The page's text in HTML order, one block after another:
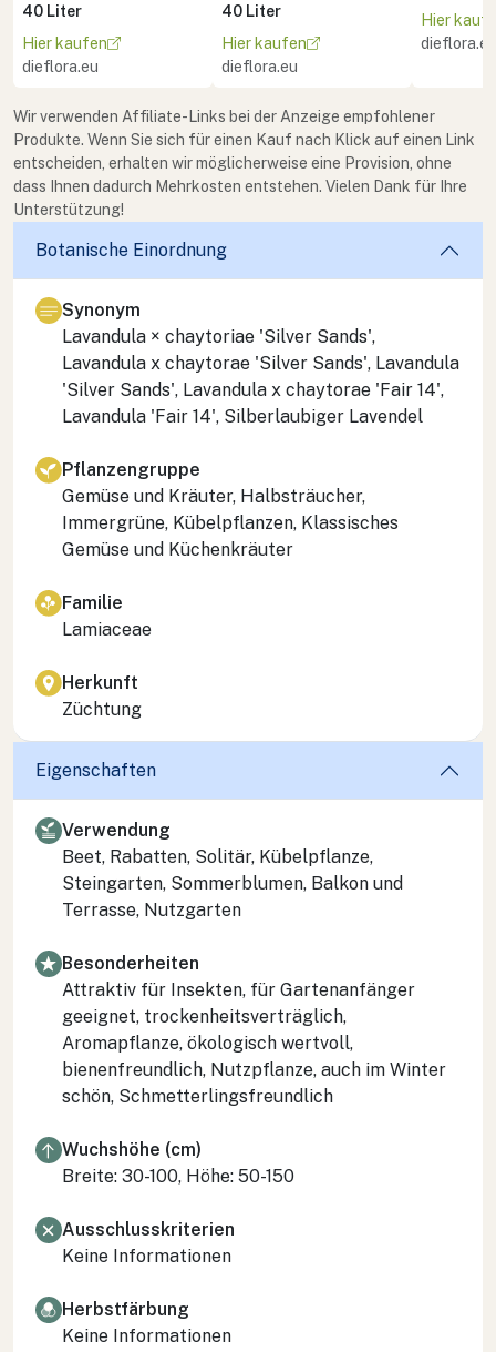
40 Liter
Hier kaufen
dieflora.eu
40 Liter
Hier kaufen
dieflora.eu
Hier
dieflora.eu
Wir verwenden Affiliate-Links bei der Anzeige empfohlener
Produkte. Wenn Sie sich für einen Kauf nach Klick auf einen Link
entscheiden, erhalten wir möglicherweise eine Provision, ohne
dass Ihnen dadurch Mehrkosten entstehen. Vielen Dank für Ihre
Unterstützung!
Botanische Einordnung
Synonym
Lavandula × chaytoriae 'Silver Sands',
Lavandula x chaytorae 'Silver Sands', Lavandula
'Silver Sands', Lavandula x chaytorae 'Fair 14',
Lavandula 'Fair 14', Silberlaubiger Lavendel
Pflanzengruppe
Gemüse und Kräuter, Halbsträucher,
Immergrüne, Kübelpflanzen, Klassisches
Gemüse und Küchenkräuter
Familie
Lamiaceae
Herkunft
Züchtung
Eigenschaften
Verwendung
Beet, Rabatten, Solitär, Kübelpflanze,
Steingarten, Sommerblumen, Balkon und
Terrasse, Nutzgarten
Besonderheiten
Attraktiv für Insekten, für Gartenanfänger
geeignet, trockenheitsverträglich,
Aromapflanze, ökologisch wertvoll,
bienenfreundlich, Nutzpflanze, auch im Winter
schön, Schmetterlingsfreundlich
Wuchshöhe (cm)
Breite: 30-100, Höhe: 50-150
Ausschlusskriterien
Keine Informationen
Herbstfärbung
Keine Informationen